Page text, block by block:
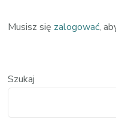
Musisz się zalogować,
Szukaj